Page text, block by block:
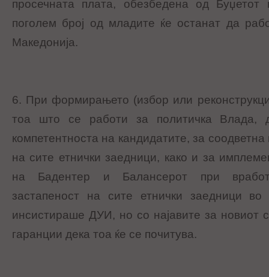
просечната плата, обезбедена од
поголем број од младите ќе останат да
Македонија.
6. При формирањето (избор или
тоа што се работи за политичка Влада,
компетентноста на кандидатите, за
на сите етнички заедници, како и за
на Бадентер и Балансерот при
застапеност на сите етнички заедници
инсистираше ДУИ, но со најавите за новиот
гаранции дека тоа ќе се почитува.